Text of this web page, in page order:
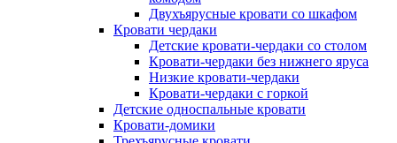
Двухъярусные кровати со шкафом
Кровати чердаки
Детские кровати-чердаки со столом
Кровати-чердаки без нижнего яруса
Низкие кровати-чердаки
Кровати-чердаки с горкой
Детские односпальные кровати
Кровати-домики